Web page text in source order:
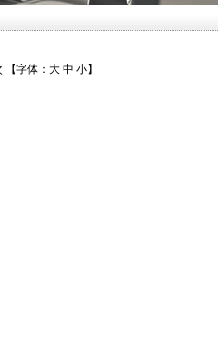
【字体： 大 中 小】